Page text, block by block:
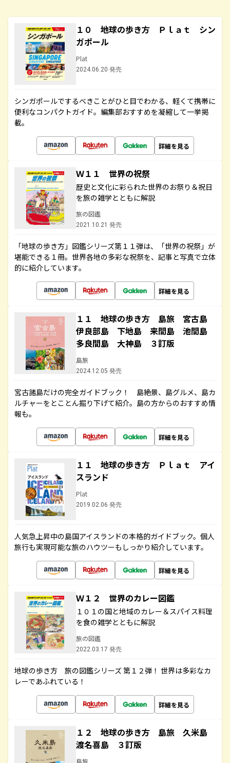
１０ 地球の歩き方 Ｐｌａｔ シン
ガポール
Plat
2024.06.20 発売
シンガポールでするべきことがひと目でわかる、軽くて携帯に
便利なコンパクトガイド。編集部おすすめを凝縮して一挙掲
載。
詳細を見る
Ｗ１１ 世界の祝祭
歴史と文化に彩られた世界のお祭り＆祝日
を旅の雑学とともに解説
旅の図鑑
2021.10.21 発売
「地球の歩き方」図鑑シリーズ第１１弾は、「世界の祝祭」が
堪能できる１冊。世界各地の多彩な祝祭を、記事と写真で立体
的に紹介しています。
詳細を見る
１１ 地球の歩き方 島旅 宮古島
伊良部島 下地島 来間島 池間島
多良間島 大神島 ３訂版
島旅
2024.12.05 発売
宮古諸島だけの完全ガイドブック！ 島絶景、島グルメ、島カ
ルチャーをとことん掘り下げて紹介。島の方からのおすすめ情
報も。
詳細を見る
１１ 地球の歩き方 Ｐｌａｔ アイ
スランド
Plat
2019.02.06 発売
人気急上昇中の島国アイスランドの本格的ガイドブック。個人
旅行も実現可能な旅のハウツーもしっかり紹介しています。
詳細を見る
Ｗ１２ 世界のカレー図鑑
１０１の国と地域のカレー＆スパイス料理
を食の雑学とともに解説
旅の図鑑
2022.03.17 発売
地球の歩き方 旅の図鑑シリーズ 第１２弾！ 世界は多彩なカ
レーであふれている！
詳細を見る
１２ 地球の歩き方 島旅 久米島
渡名喜島 ３訂版
島旅